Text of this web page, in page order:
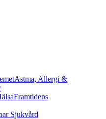
Astma, Allergi &
Framtidens
Sjukvård